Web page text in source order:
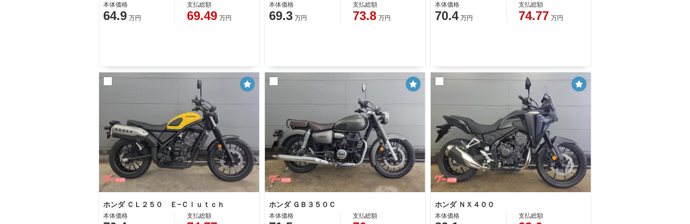
本体価格
64.9 万円
支払総額
69.49 万円
本体価格
69.3 万円
支払総額
73.8 万円
本体価格
70.4 万円
支払総額
74.77 万円
ホンダ ＣＬ２５０ Ｅ−Ｃｌｕｔｃｈ
本体価格 支払総額
ホンダ ＧＢ３５０Ｃ
本体価格 支払総額
ホンダ ＮＸ４００
本体価格 支払総額